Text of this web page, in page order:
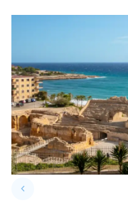
keyboard_arrow_leftPrevious slide